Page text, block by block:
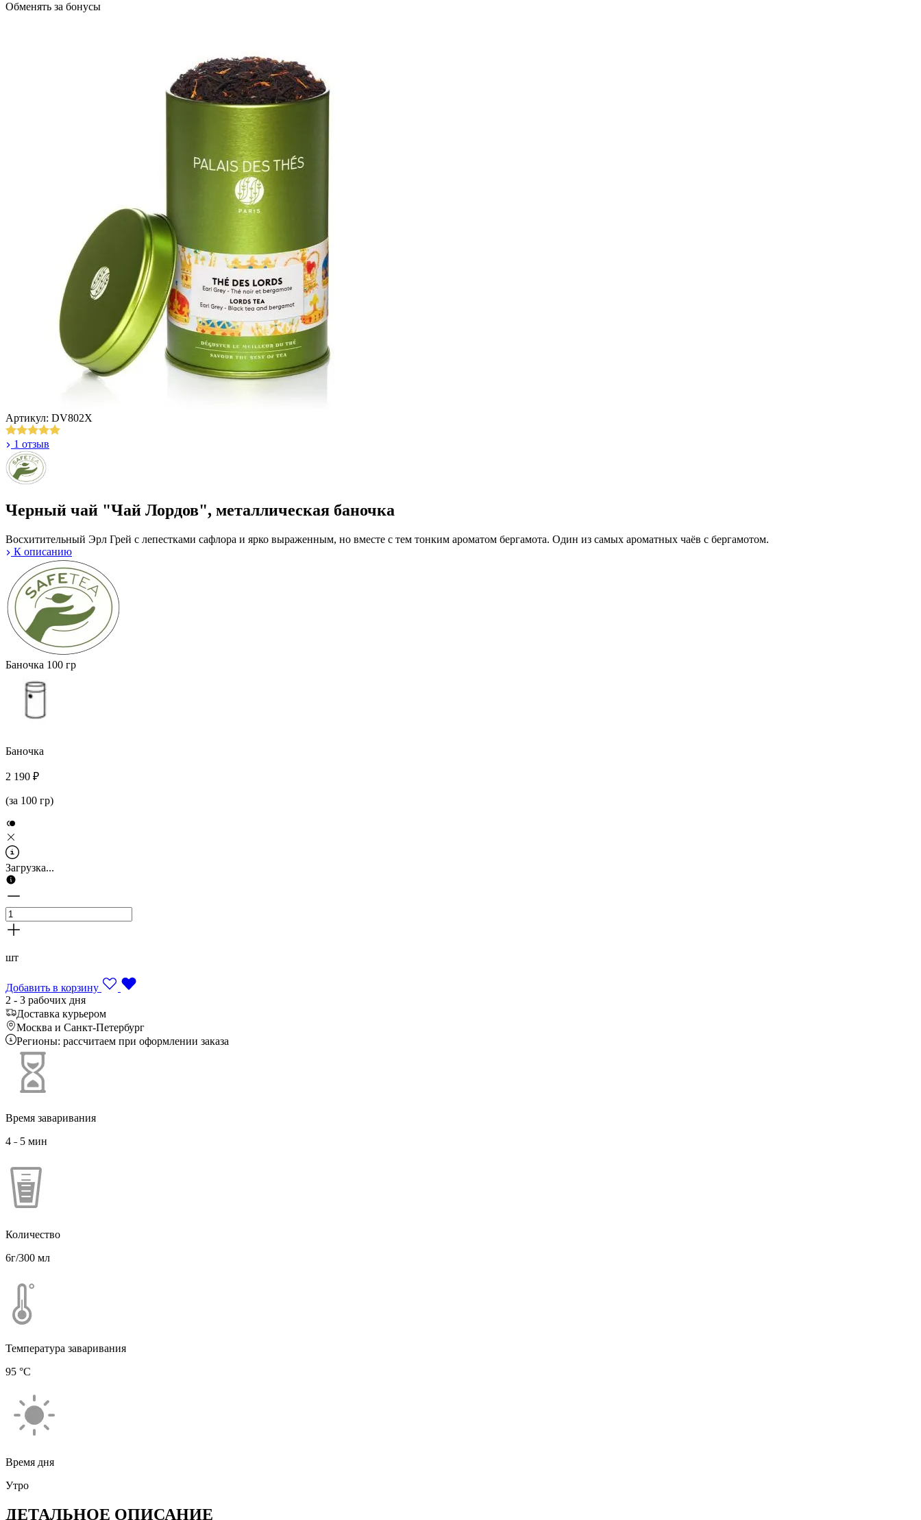
Обменять за бонусы
Артикул: DV802X
1 отзыв
Черный чай "Чай Лордов", металлическая баночка
Восхитительный Эрл Грей с лепестками сафлора и ярко выраженным, но вместе с тем тонким ароматом бергамота. Один из самых ароматных чаёв с бергамотом.
К описанию
Баночка 100 гр
Баночка
2 190 ₽
(за 100 гр)
Загрузка...
шт
Добавить в корзину
2 - 3 рабочих дня
Доставка курьером
Москва и Санкт-Петербург
Регионы: рассчитаем при оформлении заказа
Время заваривания
4 ˗ 5 мин
Количество
6г/300 мл
Температура заваривания
95 °С
Время дня
Утро
ДЕТАЛЬНОЕ ОПИСАНИЕ